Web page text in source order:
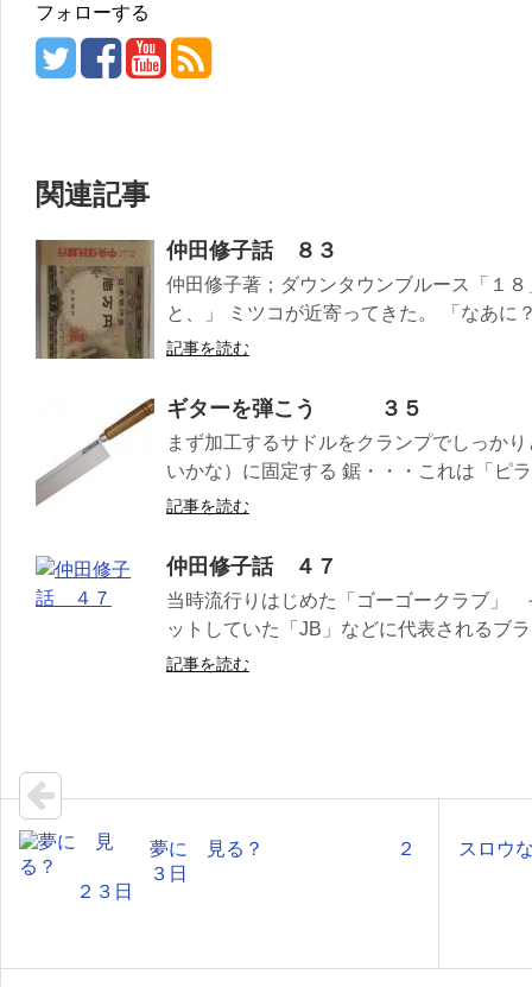
フォローする
関連記事
仲田修子話 ８３
仲田修子著；ダウンタウンブルース「
と、」 ミツコが近寄ってきた。 「なあに
記事を読む
ギターを弾こう ３５
まず加工するサドルをクランプでしっか
いかな）に固定する 鋸・・・これは「ピ
記事を読む
仲田修子話 ４７
当時流行りはじめた「ゴーゴークラブ」
ットしていた「JB」などに代表されるブ
記事を読む
夢に 見る？ ２
３日
スロ